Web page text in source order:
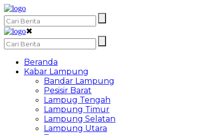
✖
Beranda
Kabar Lampung
Bandar Lampung
Pesisir Barat
Lampug Tengah
Lampung Timur
Lampung Selatan
Lampung Utara